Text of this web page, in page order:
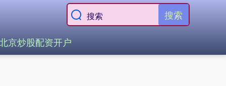
搜索
京炒股配资开户